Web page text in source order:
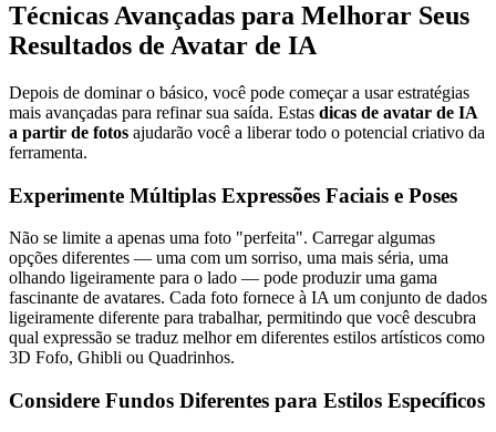
Técnicas Avançadas para Melhorar Seus
Resultados de Avatar de IA
Depois de dominar o básico, você pode começar a usar estratégias
mais avançadas para refinar sua saída. Estas dicas de avatar de IA
a partir de fotos ajudarão você a liberar todo o potencial criativo da
ferramenta.
Experimente Múltiplas Expressões Faciais e Poses
Não se limite a apenas uma foto "perfeita". Carregar algumas
opções diferentes — uma com um sorriso, uma mais séria, uma
olhando ligeiramente para o lado — pode produzir uma gama
fascinante de avatares. Cada foto fornece à IA um conjunto de dados
ligeiramente diferente para trabalhar, permitindo que você descubra
qual expressão se traduz melhor em diferentes estilos artísticos como
3D Fofo, Ghibli ou Quadrinhos.
Considere Fundos Diferentes para Estilos Específicos